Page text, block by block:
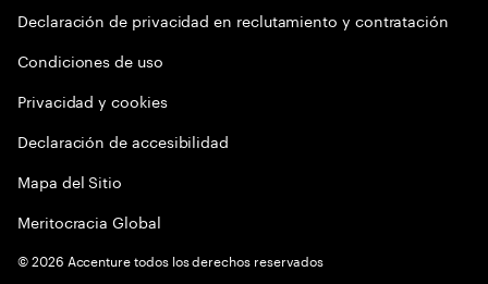
Declaración de privacidad en reclutamiento y contratación
Condiciones de uso
Privacidad y cookies
Declaración de accesibilidad
Mapa del Sitio
Meritocracia Global
©2026 Accenture todos los derechos reservados